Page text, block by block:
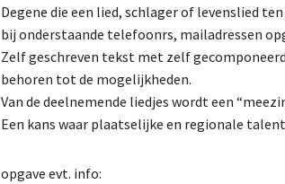
Degene die een lied, schlager of levenslied
bij onderstaande telefoonrs, mailadressen
Zelf geschreven tekst met zelf
behoren tot de mogelijkheden.
Van de deelnemende liedjes wordt een
Een kans waar plaatselijke en regionale
opgave evt. info: